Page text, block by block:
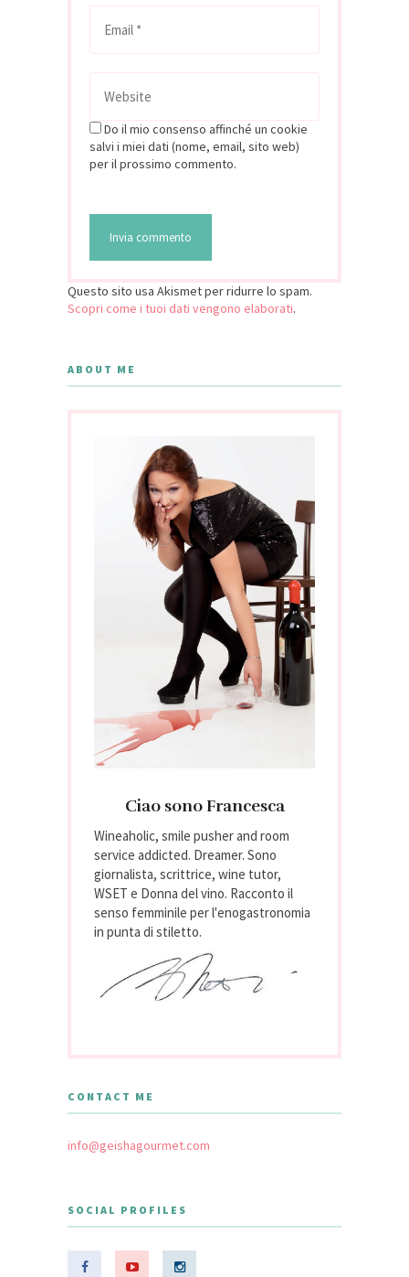
Do il mio consenso affinché un cookie
salvi i miei dati (nome, email, sito web)
per il prossimo commento.
Questo sito usa Akismet per ridurre lo spam.
Scopri come i tuoi dati vengono elaborati.
ABOUT ME
Ciao sono Francesca
Wineaholic, smile pusher and room
service addicted. Dreamer. Sono
giornalista, scrittrice, wine tutor,
WSET e Donna del vino. Racconto il
senso femminile per l'enogastronomia
in punta di stiletto.
CONTACT ME
info@geishagourmet.com
SOCIAL PROFILES